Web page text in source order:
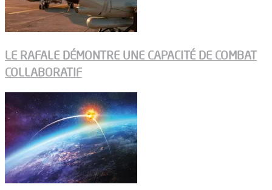
LE RAFALE DÉMONTRE UNE CAPACITÉ DE COMBAT
COLLABORATIF